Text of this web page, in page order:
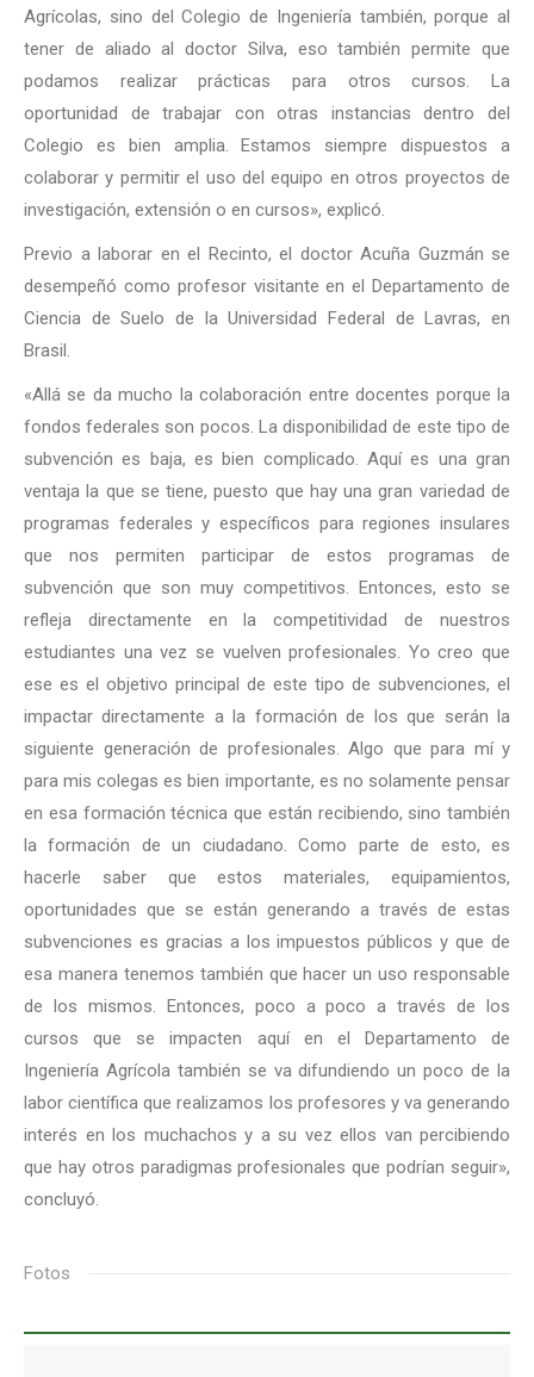
Agrícolas, sino del Colegio de Ingeniería también, porque al
tener de aliado al doctor Silva, eso también permite que
podamos realizar prácticas para otros cursos. La
oportunidad de trabajar con otras instancias dentro del
Colegio es bien amplia. Estamos siempre dispuestos a
colaborar y permitir el uso del equipo en otros proyectos de
investigación, extensión o en cursos», explicó.
Previo a laborar en el Recinto, el doctor Acuña Guzmán se
desempeñó como profesor visitante en el Departamento de
Ciencia de Suelo de la Universidad Federal de Lavras, en
Brasil.
«Allá se da mucho la colaboración entre docentes porque la
fondos federales son pocos. La disponibilidad de este tipo de
subvención es baja, es bien complicado. Aquí es una gran
ventaja la que se tiene, puesto que hay una gran variedad de
programas federales y específicos para regiones insulares
que nos permiten participar de estos programas de
subvención que son muy competitivos. Entonces, esto se
refleja directamente en la competitividad de nuestros
estudiantes una vez se vuelven profesionales. Yo creo que
ese es el objetivo principal de este tipo de subvenciones, el
impactar directamente a la formación de los que serán la
siguiente generación de profesionales. Algo que para mí y
para mis colegas es bien importante, es no solamente pensar
en esa formación técnica que están recibiendo, sino también
la formación de un ciudadano. Como parte de esto, es
hacerle saber que estos materiales, equipamientos,
oportunidades que se están generando a través de estas
subvenciones es gracias a los impuestos públicos y que de
esa manera tenemos también que hacer un uso responsable
de los mismos. Entonces, poco a poco a través de los
cursos que se impacten aquí en el Departamento de
Ingeniería Agrícola también se va difundiendo un poco de la
labor científica que realizamos los profesores y va generando
interés en los muchachos y a su vez ellos van percibiendo
que hay otros paradigmas profesionales que podrían seguir»,
concluyó.
Fotos